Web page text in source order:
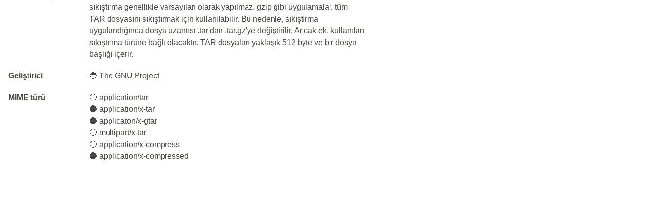
sıkıştırma genellikle varsayılan olarak yapılmaz. gzip gibi uygulamalar, tüm
TAR dosyasını sıkıştırmak için kullanılabilir. Bu nedenle, sıkıştırma
uygulandığında dosya uzantısı .tar'dan .tar.gz'ye değiştirilir. Ancak ek, kullanılan
sıkıştırma türüne bağlı olacaktır. TAR dosyaları yaklaşık 512 byte ve bir dosya
başlığı içerir.
Geliştirici 🔵 The GNU Project
MIME türü
🔵 application/tar
🔵 application/x-tar
🔵 applicaton/x-gtar
🔵 multipart/x-tar
🔵 application/x-compress
🔵 application/x-compressed